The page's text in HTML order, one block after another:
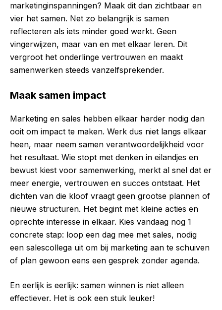
marketinginspanningen? Maak dit dan zichtbaar en
vier het samen. Net zo belangrijk is samen
reflecteren als iets minder goed werkt. Geen
vingerwijzen, maar van en met elkaar leren. Dit
vergroot het onderlinge vertrouwen en maakt
samenwerken steeds vanzelfsprekender.
Maak samen impact
Marketing en sales hebben elkaar harder nodig dan
ooit om impact te maken. Werk dus niet langs elkaar
heen, maar neem samen verantwoordelijkheid voor
het resultaat. Wie stopt met denken in eilandjes en
bewust kiest voor samenwerking, merkt al snel dat er
meer energie, vertrouwen en succes ontstaat. Het
dichten van die kloof vraagt geen grootse plannen of
nieuwe structuren. Het begint met kleine acties en
oprechte interesse in elkaar. Kies vandaag nog 1
concrete stap: loop een dag mee met sales, nodig
een salescollega uit om bij marketing aan te schuiven
of plan gewoon eens een gesprek zonder agenda.
En eerlijk is eerlijk: samen winnen is niet alleen
effectiever. Het is ook een stuk leuker!